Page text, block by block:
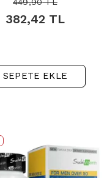
382,42 TL
SEPETE EKLE